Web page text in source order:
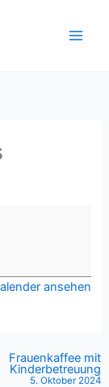
ansehen
Frauenkaffee mit
Kinderbetreuung
5. Oktober 2024